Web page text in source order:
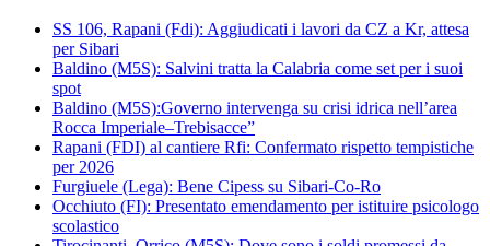
SS 106, Rapani (Fdi): Aggiudicati i lavori da CZ a Kr, attesa
per Sibari
Baldino (M5S): Salvini tratta la Calabria come set per i suoi
spot
Baldino (M5S):Governo intervenga su crisi idrica nell’area
Rocca Imperiale–Trebisacce”
Rapani (FDI) al cantiere Rfi: Confermato rispetto tempistiche
per 2026
Furgiuele (Lega): Bene Cipess su Sibari-Co-Ro
Occhiuto (FI): Presentato emendamento per istituire psicologo
scolastico